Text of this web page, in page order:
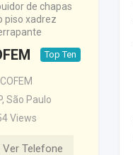
de chapas
piso xadrez
Top Ten
, São Paulo
Views
Ver Telefone